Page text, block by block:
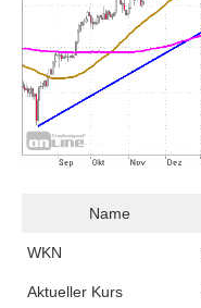
Name
WKN
Aktueller Kurs